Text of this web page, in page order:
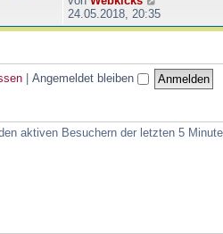
tt
e
e
a
g
e
u
t
e
r
e
i
24.05.2018, 20:35
Angemeldet bleiben
aktiven Besuchern der letzten 5